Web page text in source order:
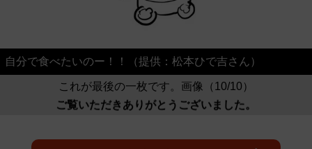
自分で食べたいのー！！（提供：松本ひで吉さん）
これが最後の一枚です。画像（10/10）
ご覧いただきありがとうございました。